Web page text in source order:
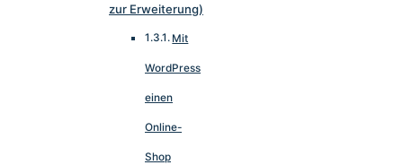
zur Erweiterung)
Mit
WordPress
einen
Online-
Shop